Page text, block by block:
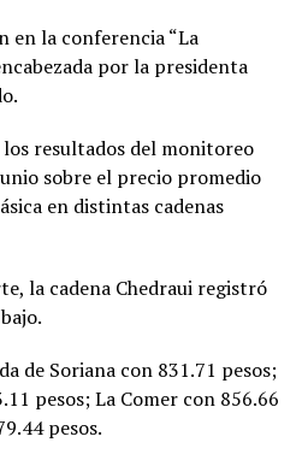
en la conferencia “La
por la presidenta
resultados del monitoreo
sobre el precio promedio
en distintas cadenas
la cadena Chedraui registró
de Soriana con 831.71 pesos;
pesos; La Comer con 856.66
pesos.